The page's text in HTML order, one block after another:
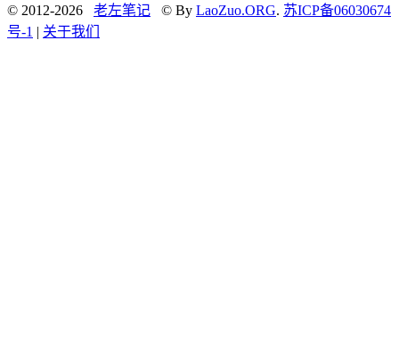
© 2012-2026 老左笔记 © By LaoZuo.ORG. 苏ICP备06030674
号-1 | 关于我们